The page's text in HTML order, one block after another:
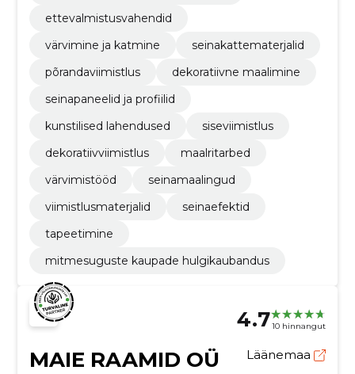
ettevalmistusvahendid
värvimine ja katmine
seinakattematerjalid
põrandaviimistlus
dekoratiivne maalimine
seinapaneelid ja profiilid
kunstilised lahendused
siseviimistlus
dekoratiivviimistlus
maalritarbed
värvimistööd
seinamaalingud
viimistlusmaterjalid
seinaefektid
tapeetimine
mitmesuguste kaupade hulgikaubandus
4.710 hinnangut
MAIE RAAMID OÜ Läänemaa